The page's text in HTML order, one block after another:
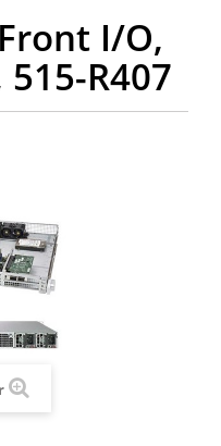
I/O,
515-R407